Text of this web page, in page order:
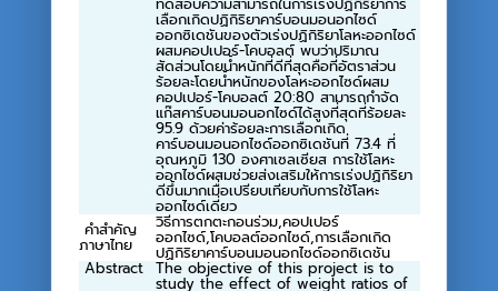
เลือกเกิดปฏิกิริยาคาร์บอนมอนอกไซด์
ออกซิเดชันของตัวเร่งปฏิกิริยาโลหะออกไซด์
ผสมคอปเปอร์-โคบอลต์ พบว่าปริมาณ
สัดส่วนโดยน้ำหนักที่ดีที่สุดคือที่อัตราส่วน
ร้อยละโดยน้ำหนักของโลหะออกไซด์ผสม
คอปเปอร์-โคบอลต์ 20:80 สามารถกำจัด
แก๊สคาร์บอนมอนอกไซด์ได้สูงที่สุดที่ร้อยละ
95.9 ด้วยค่าร้อยละการเลือกเกิด
คาร์บอนมอนอกไซด์ออกซิเดชันที่ 73.4 ที่
อุณหภูมิ 130 องศาเซลเซียส การใช้โลหะ
ออกไซด์ผสมช่วยส่งเสริมให้การเร่งปฏิกิริยา
ดีขึ้นมากเมื่อเปรียบเทียบกับการใช้โลหะ
ออกไซด์เดี่ยว
คำสำคัญ
ภาษาไทย
วิธีการตกตะกอนร่วม,คอปเปอร์
ออกไซด์,โคบอลต์ออกไซด์,การเลือกเกิด
ปฏิกิริยาคาร์บอนมอนอกไซด์ออกซิเดชัน
Abstract The objective of this project is to
study the effect of weight ratios of